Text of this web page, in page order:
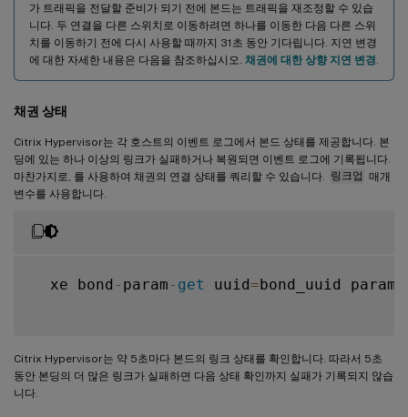
가 트래픽을 전달할 준비가 되기 전에 본드는 트래픽을 재조정할 수 있습
니다. 두 연결을 다른 스위치로 이동하려면 하나를 이동한 다음 다른 스위
치를 이동하기 전에 다시 사용할 때까지 31초 동안 기다립니다. 지연 변경
에 대한 자세한 내용은 다음을 참조하십시오. 채권에 대한 상향 지연 변경
채권 상태
Citrix Hypervisor는 각 호스트의 이벤트 로그에서 본드 상태를 제공합니다. 본
딩에 있는 하나 이상의 링크가 실패하거나 복원되면 이벤트 로그에 기록됩니다.
마찬가지로, 를 사용하여 채권의 연결 상태를 쿼리할 수 있습니다.
링크업 매개
변수를 사용합니다.
  xe bond
- param - get uuid=bond_uuid param
Citrix Hypervisor는 약 5초마다 본드의 링크 상태를 확인합니다. 따라서 5초
동안 본딩의 더 많은 링크가 실패하면 다음 상태 확인까지 실패가 기록되지 않습
니다.